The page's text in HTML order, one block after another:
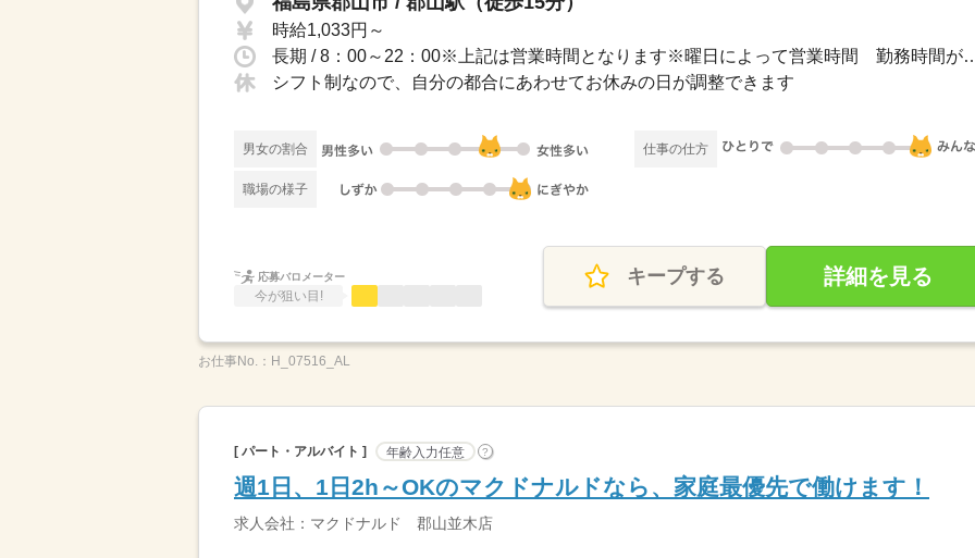
時給1,033円～
長期 / 8：00～22：00※上記は営業時間となりま
シフト制なので、自分の都合にあわせてお休みの日が調整できます
男女の割合 仕事の仕方
職場の様子
応募バロメーター
今が狙い目!
キープする 詳細を見る
お仕事No.： H_07516_AL
[ パート・アルバイト ] 年齢入力任意 ?
週1日、1日2h～OKのマクドナルドなら、家庭最優先で働けます！
求人会社：マクドナルド 郡山並木店